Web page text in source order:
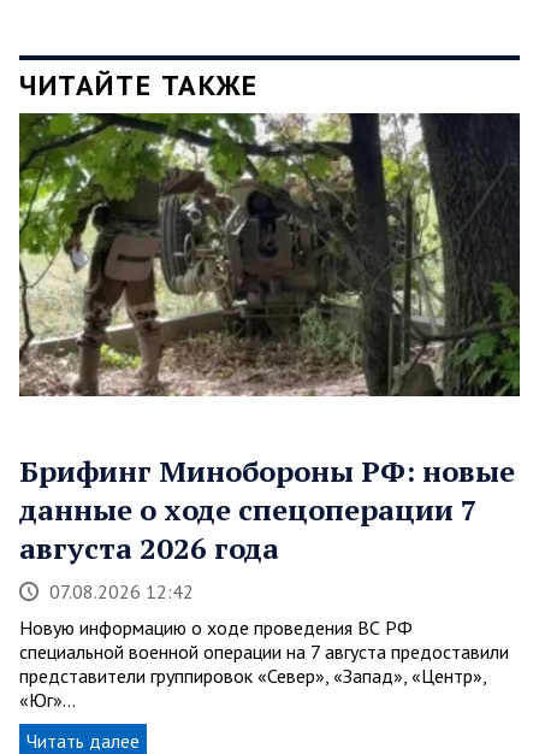
ЧИТАЙТЕ ТАКЖЕ
Брифинг Минобороны РФ: новые
данные о ходе спецоперации 7
августа 2026 года
07.08.2026 12:42
Новую информацию о ходе проведения ВС РФ
специальной военной операции на 7 августа предоставили
представители группировок «Север», «Запад», «Центр»,
«Юг»…
Читать далее